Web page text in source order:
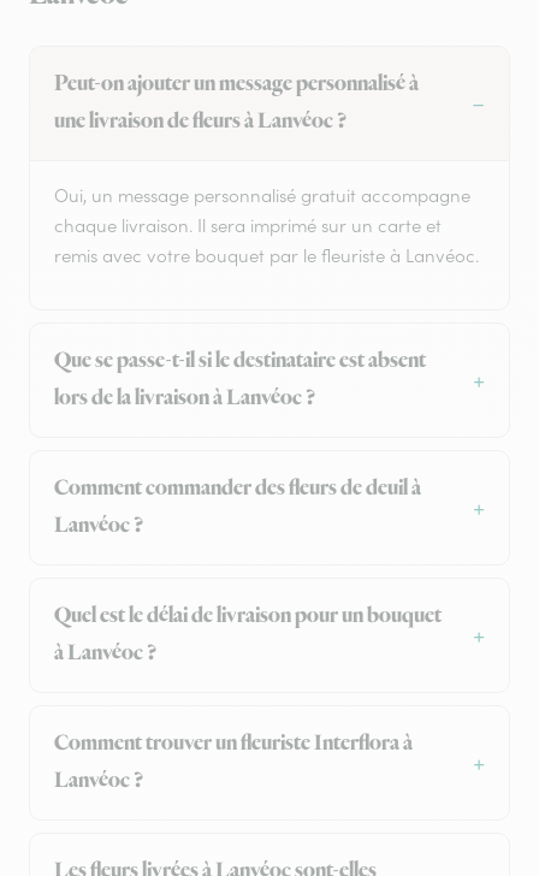
Peut-on ajouter un message personnalisé à
une livraison de fleurs à Lanvéoc ?
Oui, un message personnalisé gratuit accompagne
chaque livraison. Il sera imprimé sur un carte et
remis avec votre bouquet par le fleuriste à Lanvéoc.
Que se passe-t-il si le destinataire est absent
lors de la livraison à Lanvéoc ?
Comment commander des fleurs de deuil à
Lanvéoc ?
Quel est le délai de livraison pour un bouquet
à Lanvéoc ?
Comment trouver un fleuriste Interflora à
Lanvéoc ?